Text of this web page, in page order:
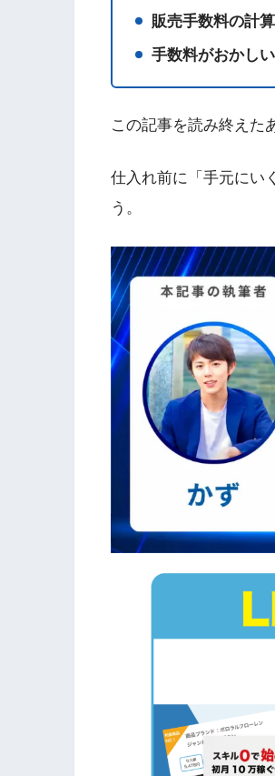
販売手数料の計
手数料がおかし
この記事を読み終えた
仕入れ前に「手元にい
う。